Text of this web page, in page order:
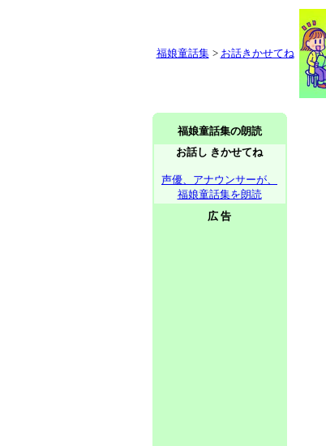
福娘童話集 > お話きかせてね
福娘童話集の朗読
お話し きかせてね
声優、アナウンサーが、
福娘童話集を朗読
広 告